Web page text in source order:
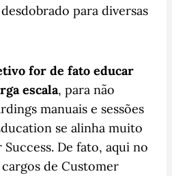
para diversas
for de fato educar
escala, para não
manuais e sessões
se alinha muito
De fato, aqui no
de Customer